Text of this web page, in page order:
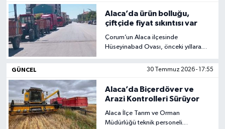
Alaca’da ürün bolluğu,
çiftçide fiyat sıkıntısı var
Çorum’un Alaca ilçesinde
Hüseyinabad Ovası, önceki yıllara
hasat dönemi yaşıyor. Ürün
oluşan traktör kuyruğunun zaman
zaman 1 kilometreyi aştığı belirtiliyor.
GÜNCEL 30 Temmuz 2026 - 17:55
Alaca’da Biçerdöver ve
Arazi Kontrolleri Sürüyor
Alaca İlçe Tarım ve Orman
Müdürlüğü teknik personeli
Haber Arşivi